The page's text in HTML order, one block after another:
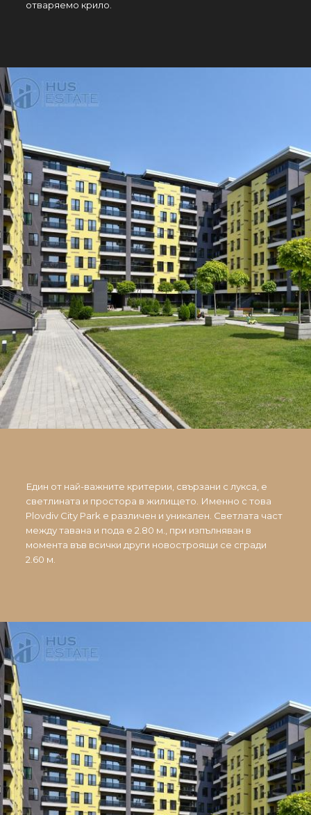
отваряемо крило.
Един от най-важните критерии, свързани с лукса, е
светлината и простора в жилището. Именно с това
Plovdiv City Park е различен и уникален. Светлата част
между тавана и пода е 2.80 м., при изпълняван в
момента във всички други новостроящи се сгради
2.60 м.